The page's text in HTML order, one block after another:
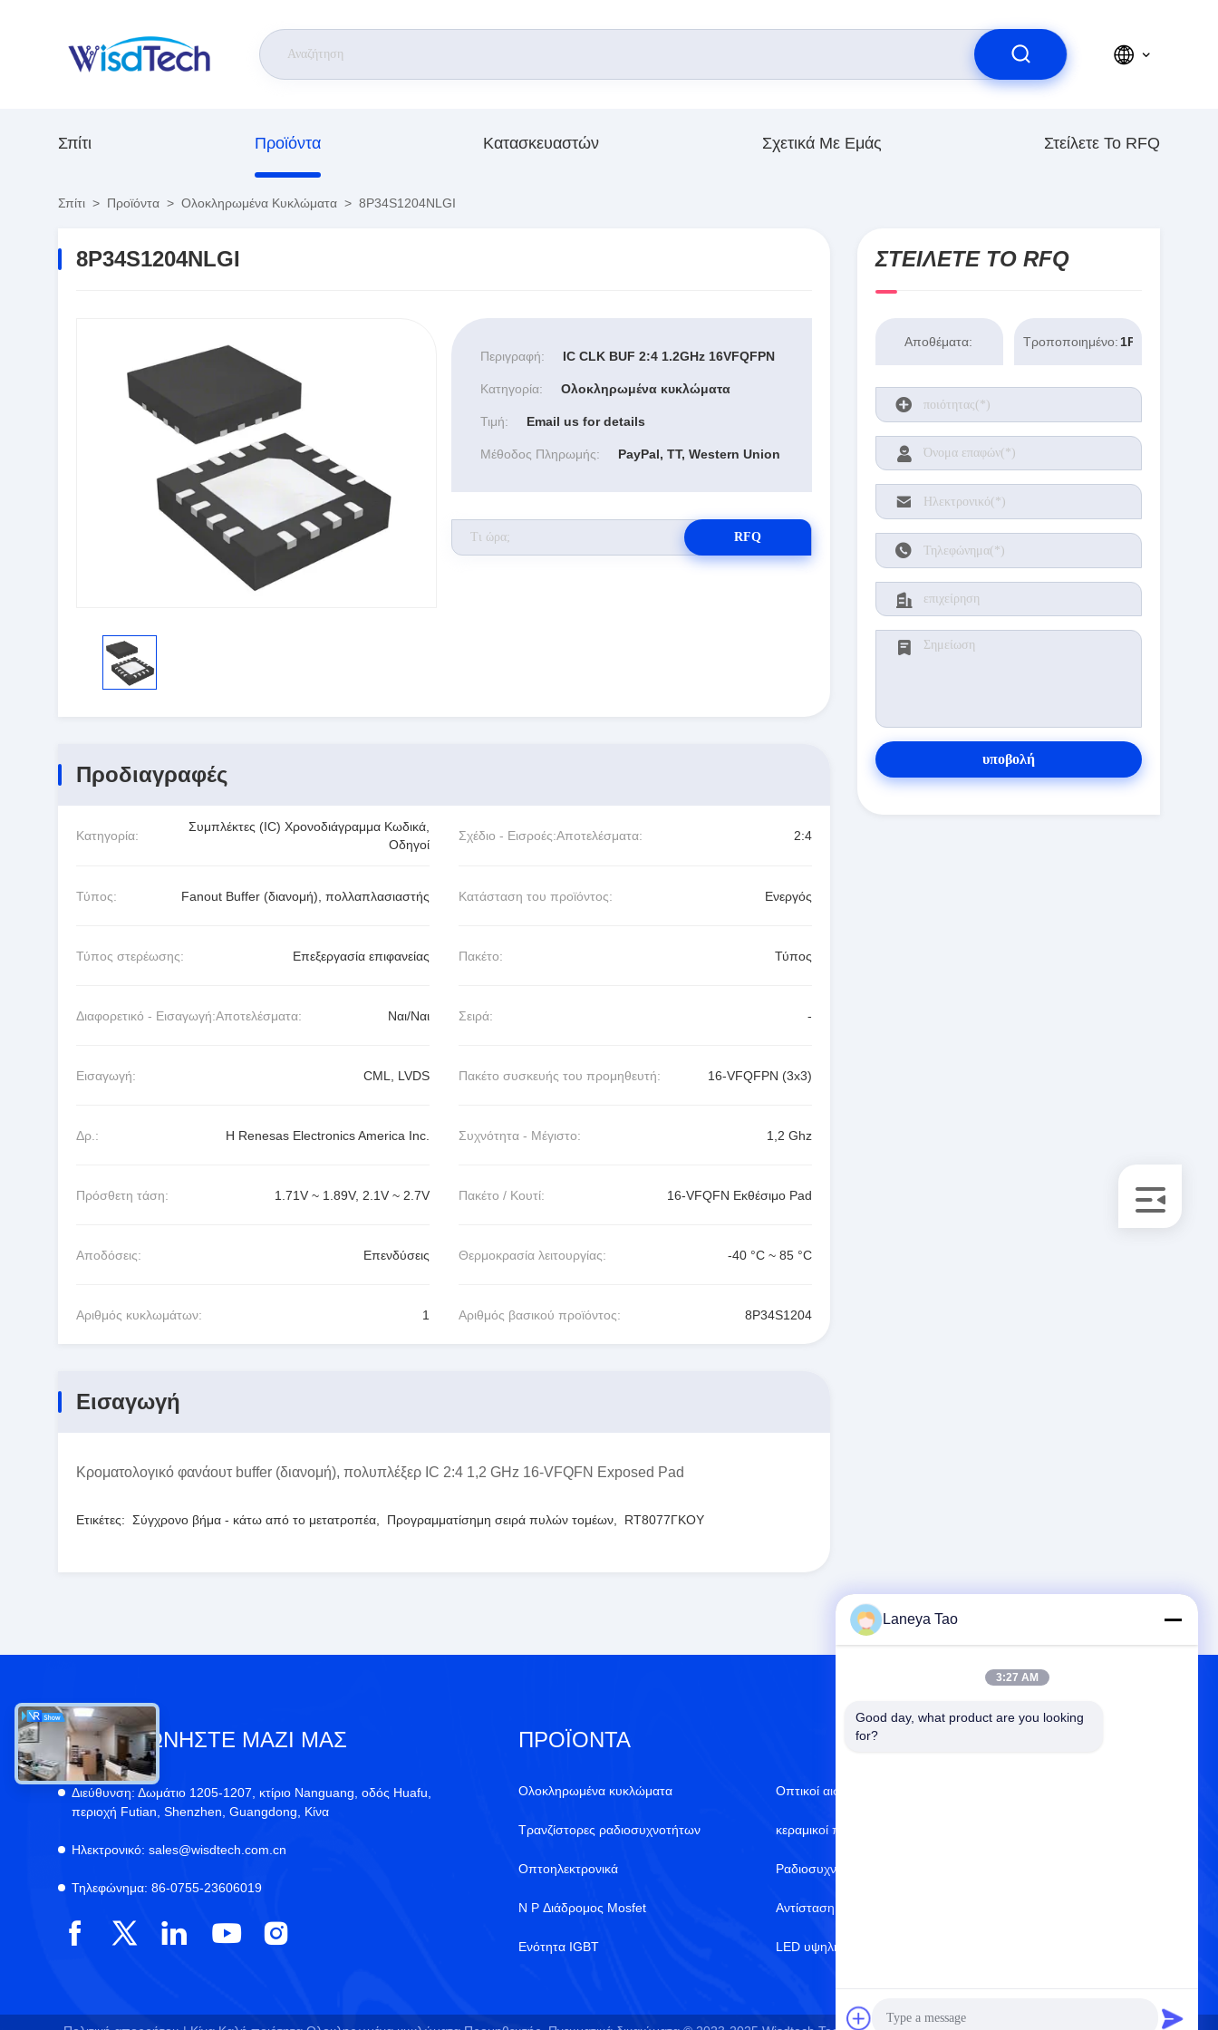
Σπίτι Προϊόντα Κατασκευαστών Σχετικά Με Εμάς Στείλετε Το RFQ
Σπίτι > Προϊόντα > Ολοκληρωμένα Κυκλώματα > 8P34S1204NLGI
8P34S1204NLGI
Περιγραφή: IC CLK BUF 2:4 1.2GHz 16VFQFPN
Κατηγορία: Ολοκληρωμένα κυκλώματα
Τιμή: Email us for details
Μέθοδος Πληρωμής: PayPal, TT, Western Union
RFQ
Προδιαγραφές
Κατηγορία:
Συμπλέκτες (IC) Χρονοδιάγραμμα Κωδικά,
Οδηγοί
Σχέδιο - Εισροές:Αποτελέσματα: 2:4
Τύπος: Fanout Buffer (διανομή), πολλαπλασιαστής Κατάσταση του προϊόντος: Ενεργός
Τύπος στερέωσης: Επεξεργασία επιφανείας Πακέτο: Τύπος
Διαφορετικό - Εισαγωγή:Αποτελέσματα: Ναι/Ναι Σειρά: -
Εισαγωγή: CML, LVDS Πακέτο συσκευής του προμηθευτή: 16-VFQFPN (3x3)
Δρ.: Η Renesas Electronics America Inc. Συχνότητα - Μέγιστο: 1,2 Ghz
Πρόσθετη τάση: 1.71V ~ 1.89V, 2.1V ~ 2.7V Πακέτο / Κουτί: 16-VFQFN Εκθέσιμο Pad
Αποδόσεις: Επενδύσεις Θερμοκρασία λειτουργίας: -40 °C ~ 85 °C
Αριθμός κυκλωμάτων: 1 Αριθμός βασικού προϊόντος: 8P34S1204
Εισαγωγή
Κροματολογικό φανάουτ buffer (διανομή), πολυπλέξερ IC 2:4 1,2 GHz 16-VFQFN Exposed Pad
Ετικέτες: Σύγχρονο βήμα - κάτω από το μετατροπέα Προγραμματίσημη σειρά πυλών τομέων RT8077ΓΚΟΥ
ΣΤΕΊΛΕΤΕ ΤΟ RFQ
Αποθέματα: Τροποποιημένο: 1PCS
υποβολή
ΕΠΙΚΟΙΝΩΝΉΣΤΕ ΜΑΖΊ ΜΑΣ
Διεύθυνση: Δωμάτιο 1205-1207, κτίριο Nanguang, οδός Huafu,
περιοχή Futian, Shenzhen, Guangdong, Κίνα
Ηλεκτρονικό: sales@wisdtech.com.cn
Τηλεφώνημα: 86-0755-23606019
ΠΡΟΪΌΝΤΑ
Ολοκληρωμένα κυκλώματα
Τρανζίστορες ραδιοσυχνοτήτων
Οπτοηλεκτρονικά
N P Διάδρομος Mosfet
Ενότητα IGBT
Οπτικοί αισθητήρες
κεραμικοί πυκνωτές
Ραδιοσυχνοποιητές
Αντίσταση τσιπ
LED υψηλής ισχύος
Laneya Tao
3:27 AM
Good day, what product are you looking
for?